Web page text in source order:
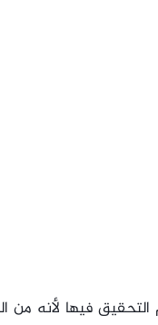
التحقيق فيها لأنه